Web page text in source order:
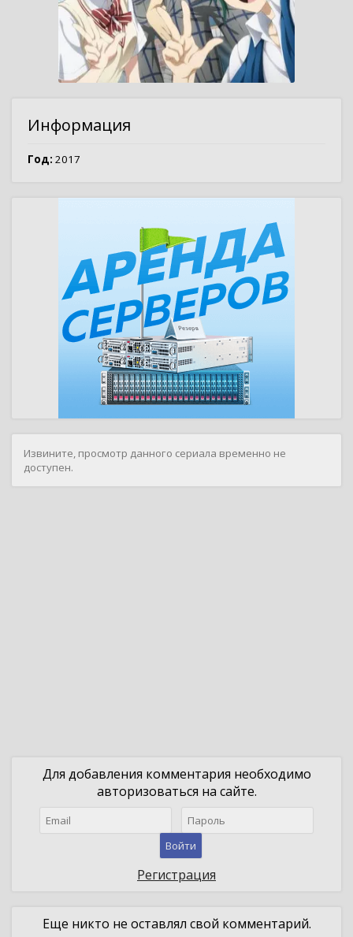
Информация
Год: 2017
Извините, просмотр данного сериала временно не
доступен.
Для добавления комментария необходимо
авторизоваться на сайте.
Войти
Регистрация
Еще никто не оставлял свой комментарий.